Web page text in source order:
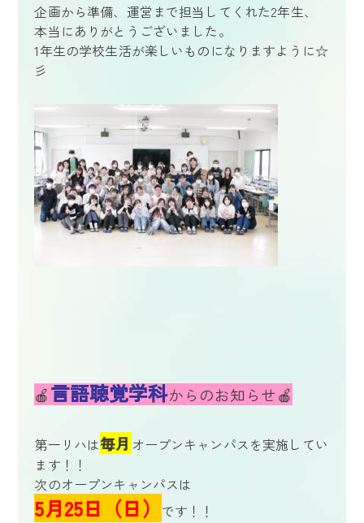
企画から準備、運営まで担当してくれた2年生、
本当にありがとうございました。
1年生の学校生活が楽しいものになりますように☆
彡
🍎言語聴覚学科からのお知らせ🍎
第一リハは毎月 オープンキャンパスを実施してい
ます！！
次のオープンキャンパスは
5月25日（日） です！！